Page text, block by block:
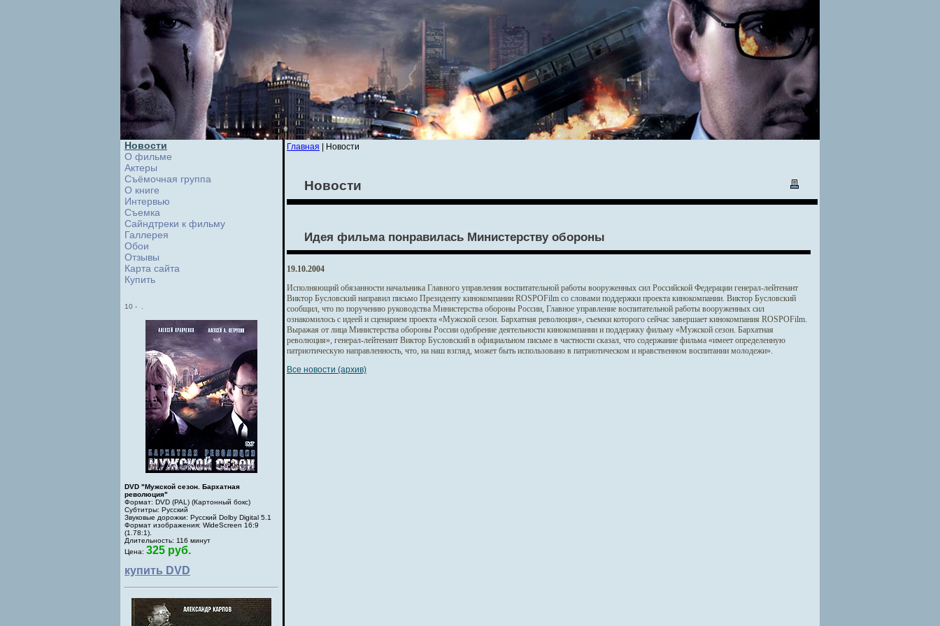
Новости
О фильме
Актеры
Съёмочная группа
О книге
Интервью
Cъемка
Сайндтреки к фильму
Галлерея
Обои
Отзывы
Карта сайта
Купить
10 -
DVD "Мужской сезон. Бархатная
революция"
Формат: DVD (PAL) (Картонный бокс)
Субтитры: Русский
Звуковые дорожки: Русский Dolby Digital 5.1
Формат изображения: WideScreen 16:9
(1.78:1).
Длительность: 116 минут
Цена: 325 руб.
купить DVD
Главная | Новости
Новости
Идея фильма понравилась Министерству обороны
19.10.2004
Исполняющий обязанности начальника Главного управления воспитательной работы вооруженных сил Российской Федерации генерал-лейтенант
Виктор Бусловский направил письмо Президенту кинокомпании ROSPOFilm со словами поддержки проекта кинокомпании. Виктор Бусловский
сообщил, что по поручению руководства Министерства обороны России, Главное управление воспитательной работы вооруженных сил
ознакомилось с идеей и сценарием проекта «Мужской сезон. Бархатная революция», съемки которого сейчас завершает кинокомпания ROSPOFilm.
Выражая от лица Министерства обороны России одобрение деятельности кинокомпании и поддержку фильму «Мужской сезон. Бархатная
революция», генерал-лейтенант Виктор Бусловский в официальном письме в частности сказал, что содержание фильма «имеет определенную
патриотическую направленность, что, на наш взгляд, может быть использовано в патриотическом и нравственном воспитании молодежи».
Все новости (архив)